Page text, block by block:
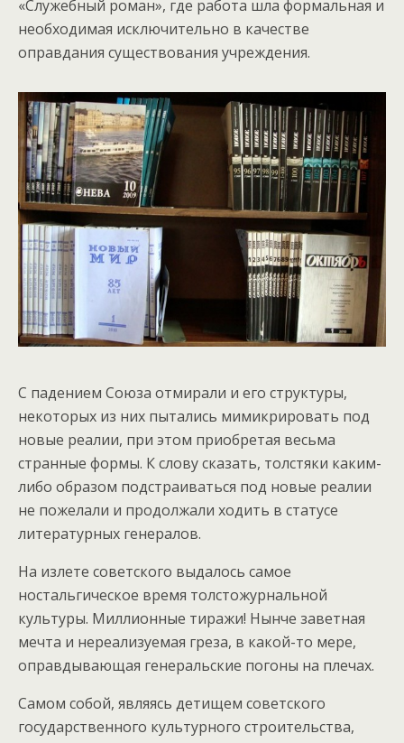
«Служебный роман», где работа шла формальная и
необходимая исключительно в качестве
оправдания существования учреждения.
С падением Союза отмирали и его структуры,
некоторых из них пытались мимикрировать под
новые реалии, при этом приобретая весьма
странные формы. К слову сказать, толстяки каким-
либо образом подстраиваться под новые реалии
не пожелали и продолжали ходить в статусе
литературных генералов.
На излете советского выдалось самое
ностальгическое время толстожурнальной
культуры. Миллионные тиражи! Нынче заветная
мечта и нереализуемая греза, в какой-то мере,
оправдывающая генеральские погоны на плечах.
Самом собой, являясь детищем советского
государственного культурного строительства,